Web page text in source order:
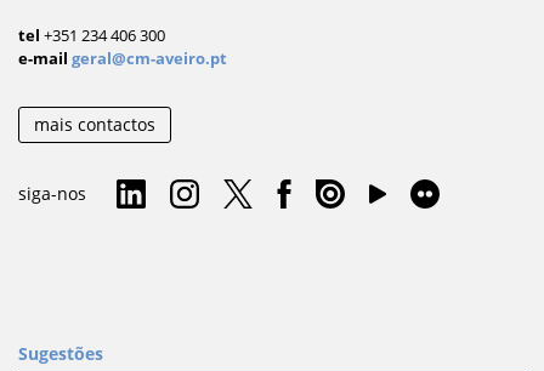
tel +351 234 406 300
e-mail geral@cm-aveiro.pt
mais contactos
siga-nos
Sugestões